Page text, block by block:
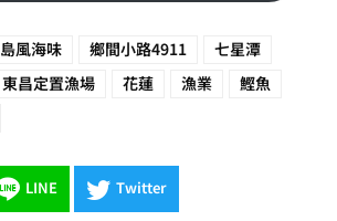
島風海味 鄉間小路4911 七星潭
東昌定置漁場 花蓮 漁業 鰹魚
LINE Twitter